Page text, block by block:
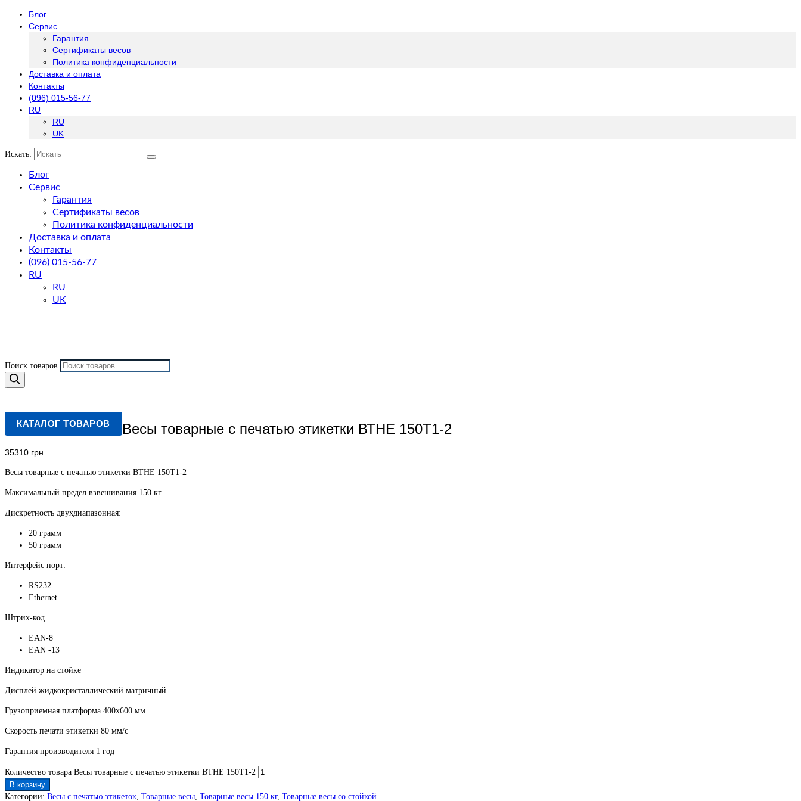
Блог
Сервис
Гарантия
Сертификаты весов
Политика конфиденциальности
Доставка и оплата
Контакты
(096) 015-56-77
RU
RU
UK
Искать:
Блог
Сервис
Гарантия
Сертификаты весов
Политика конфиденциальности
Доставка и оплата
Контакты
(096) 015-56-77
RU
RU
UK
Поиск товаров
КАТАЛОГ ТОВАРОВ Весы товарные с печатью этикетки ВТНЕ 150Т1-2
35310 грн.
Весы товарные с печатью этикетки ВТНЕ 150Т1-2
Максимальный предел взвешивания 150 кг
Дискретность двухдиапазонная:
20 грамм
50 грамм
Интерфейс порт:
RS232
Ethernet
Штрих-код
EAN-8
EAN -13
Индикатор на стойке
Дисплей жидкокристаллический матричный
Грузоприемная платформа 400х600 мм
Скорость печати этикетки 80 мм/с
Гарантия производителя 1 год
Количество товара Весы товарные с печатью этикетки ВТНЕ 150Т1-2
В корзину
Категории: Весы с печатью этикеток, Товарные весы, Товарные весы 150 кг, Товарные весы со стойкой